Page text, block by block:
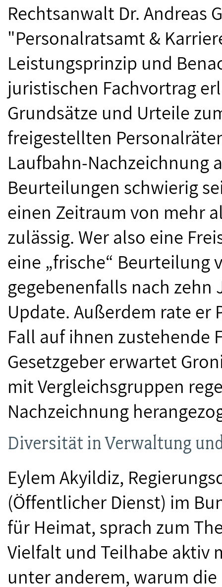
Rechtsanwalt Dr. Andreas
"Personalratsamt &
Leistungsprinzip und
juristischen Fachvortrag
Grundsätze und Urteile
freigestellten
Laufbahn-Nachzeichnung
Beurteilungen schwierig
einen Zeitraum von mehr
zulässig. Wer also eine
eine „frische“ Beurteilung
gegebenenfalls nach
Update. Außerdem rate er
Fall auf ihnen zustehende
Gesetzgeber erwartet
mit Vergleichsgruppen
Nachzeichnung
Diversität in Verwaltung
Eylem Akyildiz,
(Öffentlicher Dienst) im
für Heimat, sprach zum
Vielfalt und Teilhabe aktiv
unter anderem, warum